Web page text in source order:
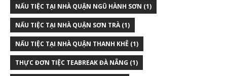
NẤU TIỆC TẠI NHÀ QUẬN NGŨ HÀNH SƠN (1)
NẤU TIỆC TẠI NHÀ QUẬN SƠN TRÀ(1)
NẤU TIỆC TẠI NHÀ QUẬN THANH KHÊ (1)
THỰC ĐƠN TIỆC TEABREAK ĐÀ NẴNG (1)